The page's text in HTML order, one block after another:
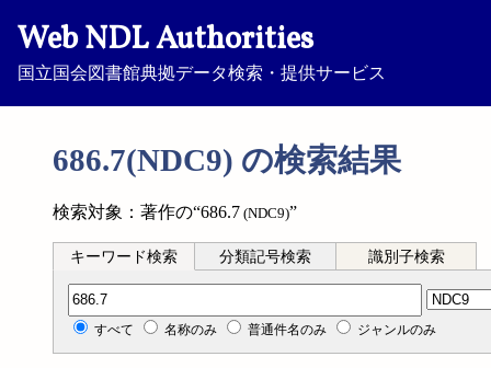
Web NDL Authorities
国立国会図書館典拠データ検索・提供サービス
686.7(NDC9) の検索結果
検索対象：著作の“686.7 (NDC9)”
キーワード検索 分類記号検索 識別子検索
分類記号検索
すべて 名称のみ 普通件名のみ ジャンルのみ